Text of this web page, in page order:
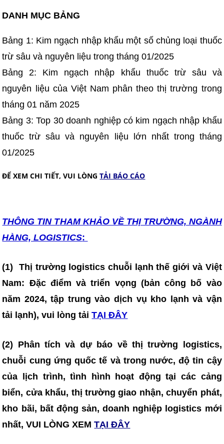
DANH MỤC BẢNG
Bảng 1: Kim ngạch nhập khẩu một số chủng loại thuốc
trừ sâu và nguyên liệu trong tháng 01/2025
Bảng 2: Kim ngạch nhập khẩu thuốc trừ sâu và
nguyên liệu của Việt Nam phân theo thị trường trong
tháng 01 năm 2025
Bảng 3: Top 30 doanh nghiệp có kim ngạch nhập khẩu
thuốc trừ sâu và nguyên liệu lớn nhất trong tháng
01/2025
ĐỂ XEM CHI TIẾT, VUI LÒNGTẢI BÁO CÁO
THÔNG TIN THAM KHẢO VỀ THỊ TRƯỜNG, NGÀNH
HÀNG, LOGISTICS:
(1) Thị trường logistics chuỗi lạnh thế giới và Việt
Nam: Đặc điểm và triển vọng (bản công bố vào
năm 2024, tập trung vào dịch vụ kho lạnh và vận
tải lạnh), vui lòng tảiTẠI ĐÂY
(2) Phân tích và dự báo về thị trường logistics,
chuỗi cung ứng quốc tế và trong nước, độ tin cậy
của lịch trình, tình hình hoạt động tại các cảng
biển, cửa khẩu, thị trường giao nhận, chuyển phát,
kho bãi, bất động sản, doanh nghiệp logistics mới
nhất, VUI LÒNG XEM TẠI ĐÂY